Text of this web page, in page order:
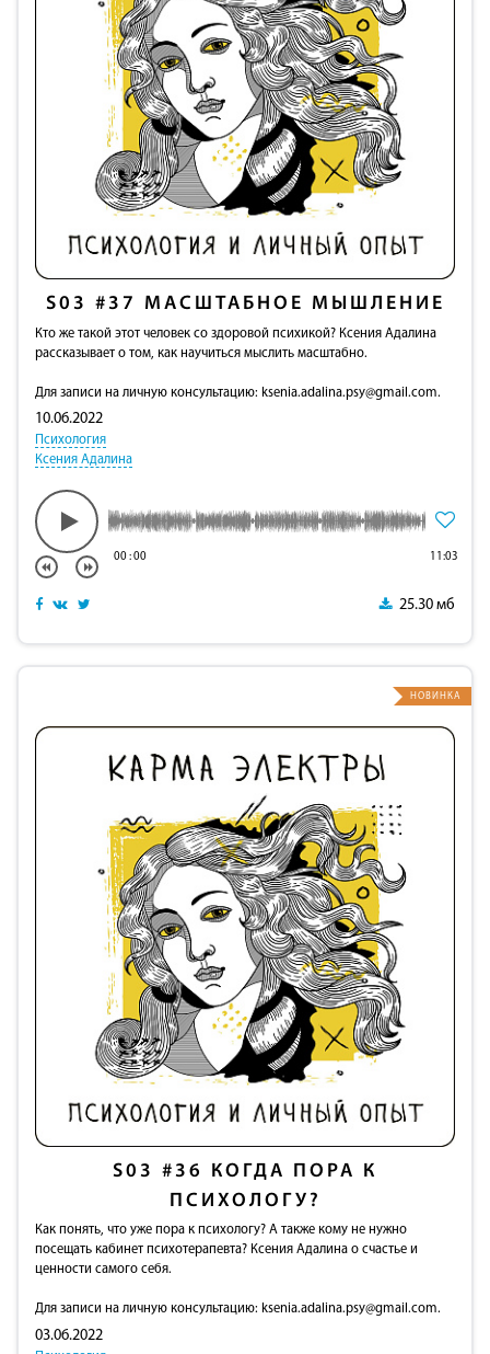
S03 #37 МАСШТАБНОЕ МЫШЛЕНИЕ
Кто же такой этот человек со здоровой психикой? Ксения Адалина
рассказывает о том, как научиться мыслить масштабно.
Для записи на личную консультацию: ksenia.adalina.psy@gmail.com.
10.06.2022
Психология
Ксения Адалина
00:00 11:03
25.30 мб
S03 #36
КОГДА ПОРА К
ПСИХОЛОГУ?
Как понять, что уже пора к психологу? А также кому не нужно
посещать кабинет психотерапевта? Ксения Адалина о счастье и
ценности самого себя.
Для записи на личную консультацию: ksenia.adalina.psy@gmail.com.
03.06.2022
НОВИНКА